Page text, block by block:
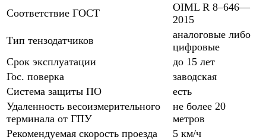
Соответствие ГОСТ
OIML R 8–646—
2015
Тип тензодатчиков
аналоговые либо
цифровые
Срок эксплуатации
до 15 лет
Гос. поверка
заводская
Система защиты ПО
есть
Удаленность весоизмерительного
терминала от ГПУ
не более 20
метров
Рекомендуемая скорость проезда
5 км/ч